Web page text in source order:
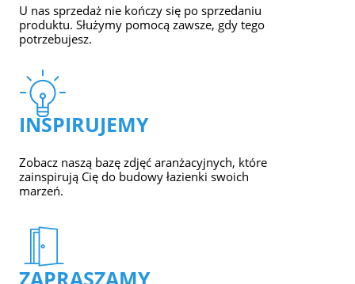
U nas sprzedaż nie kończy się po sprzedaniu
produktu. Służymy pomocą zawsze, gdy tego
potrzebujesz.
INSPIRUJEMY
Zobacz naszą bazę zdjęć aranżacyjnych, które
zainspirują Cię do budowy łazienki swoich
marzeń.
ZAPRASZAMY